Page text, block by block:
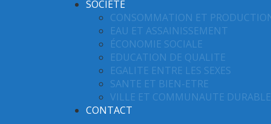
SOCIETE
CONSOMMATION ET
EAU ET ASSAINISSEMENT
ÉCONOMIE SOCIALE
EDUCATION DE QUALITE
EGALITE ENTRE LES SEXES
SANTE ET BIEN-ETRE
VILLE ET COMMUNAUTE DURABLE
CONTACT